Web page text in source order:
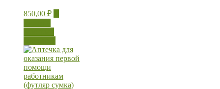
850,00 ₽